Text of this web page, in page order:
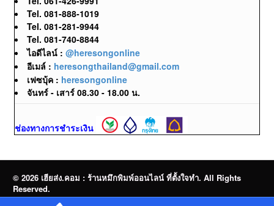
Tel. 081-888-1019
Tel. 081-281-9944
Tel. 081-740-8844
ไอดีไลน์ : @heresongonline
อีเมล์ : heresongthailand@gmail.com
เฟซบุ้ค : heresongonline
จันทร์ - เสาร์ 08.30 - 18.00 น.
ช่องทางการชำระเงิน
© 2026 เฮียส่ง.คอม : ร้านหมึกพิมพ์ออนไลน์ ที่ตั้งใจทำ. All Rights
Reserved.